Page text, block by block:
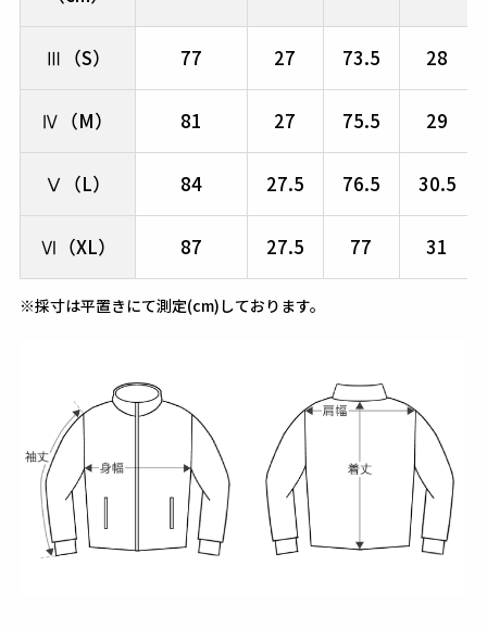
Ⅲ（S） 77 27 73.5 28
Ⅳ（M） 81 27 75.5 29
Ⅴ（L） 84 27.5 76.5 30.5
Ⅵ（XL） 87 27.5 77 31
※採寸は平置きにて測定(cm)しております。